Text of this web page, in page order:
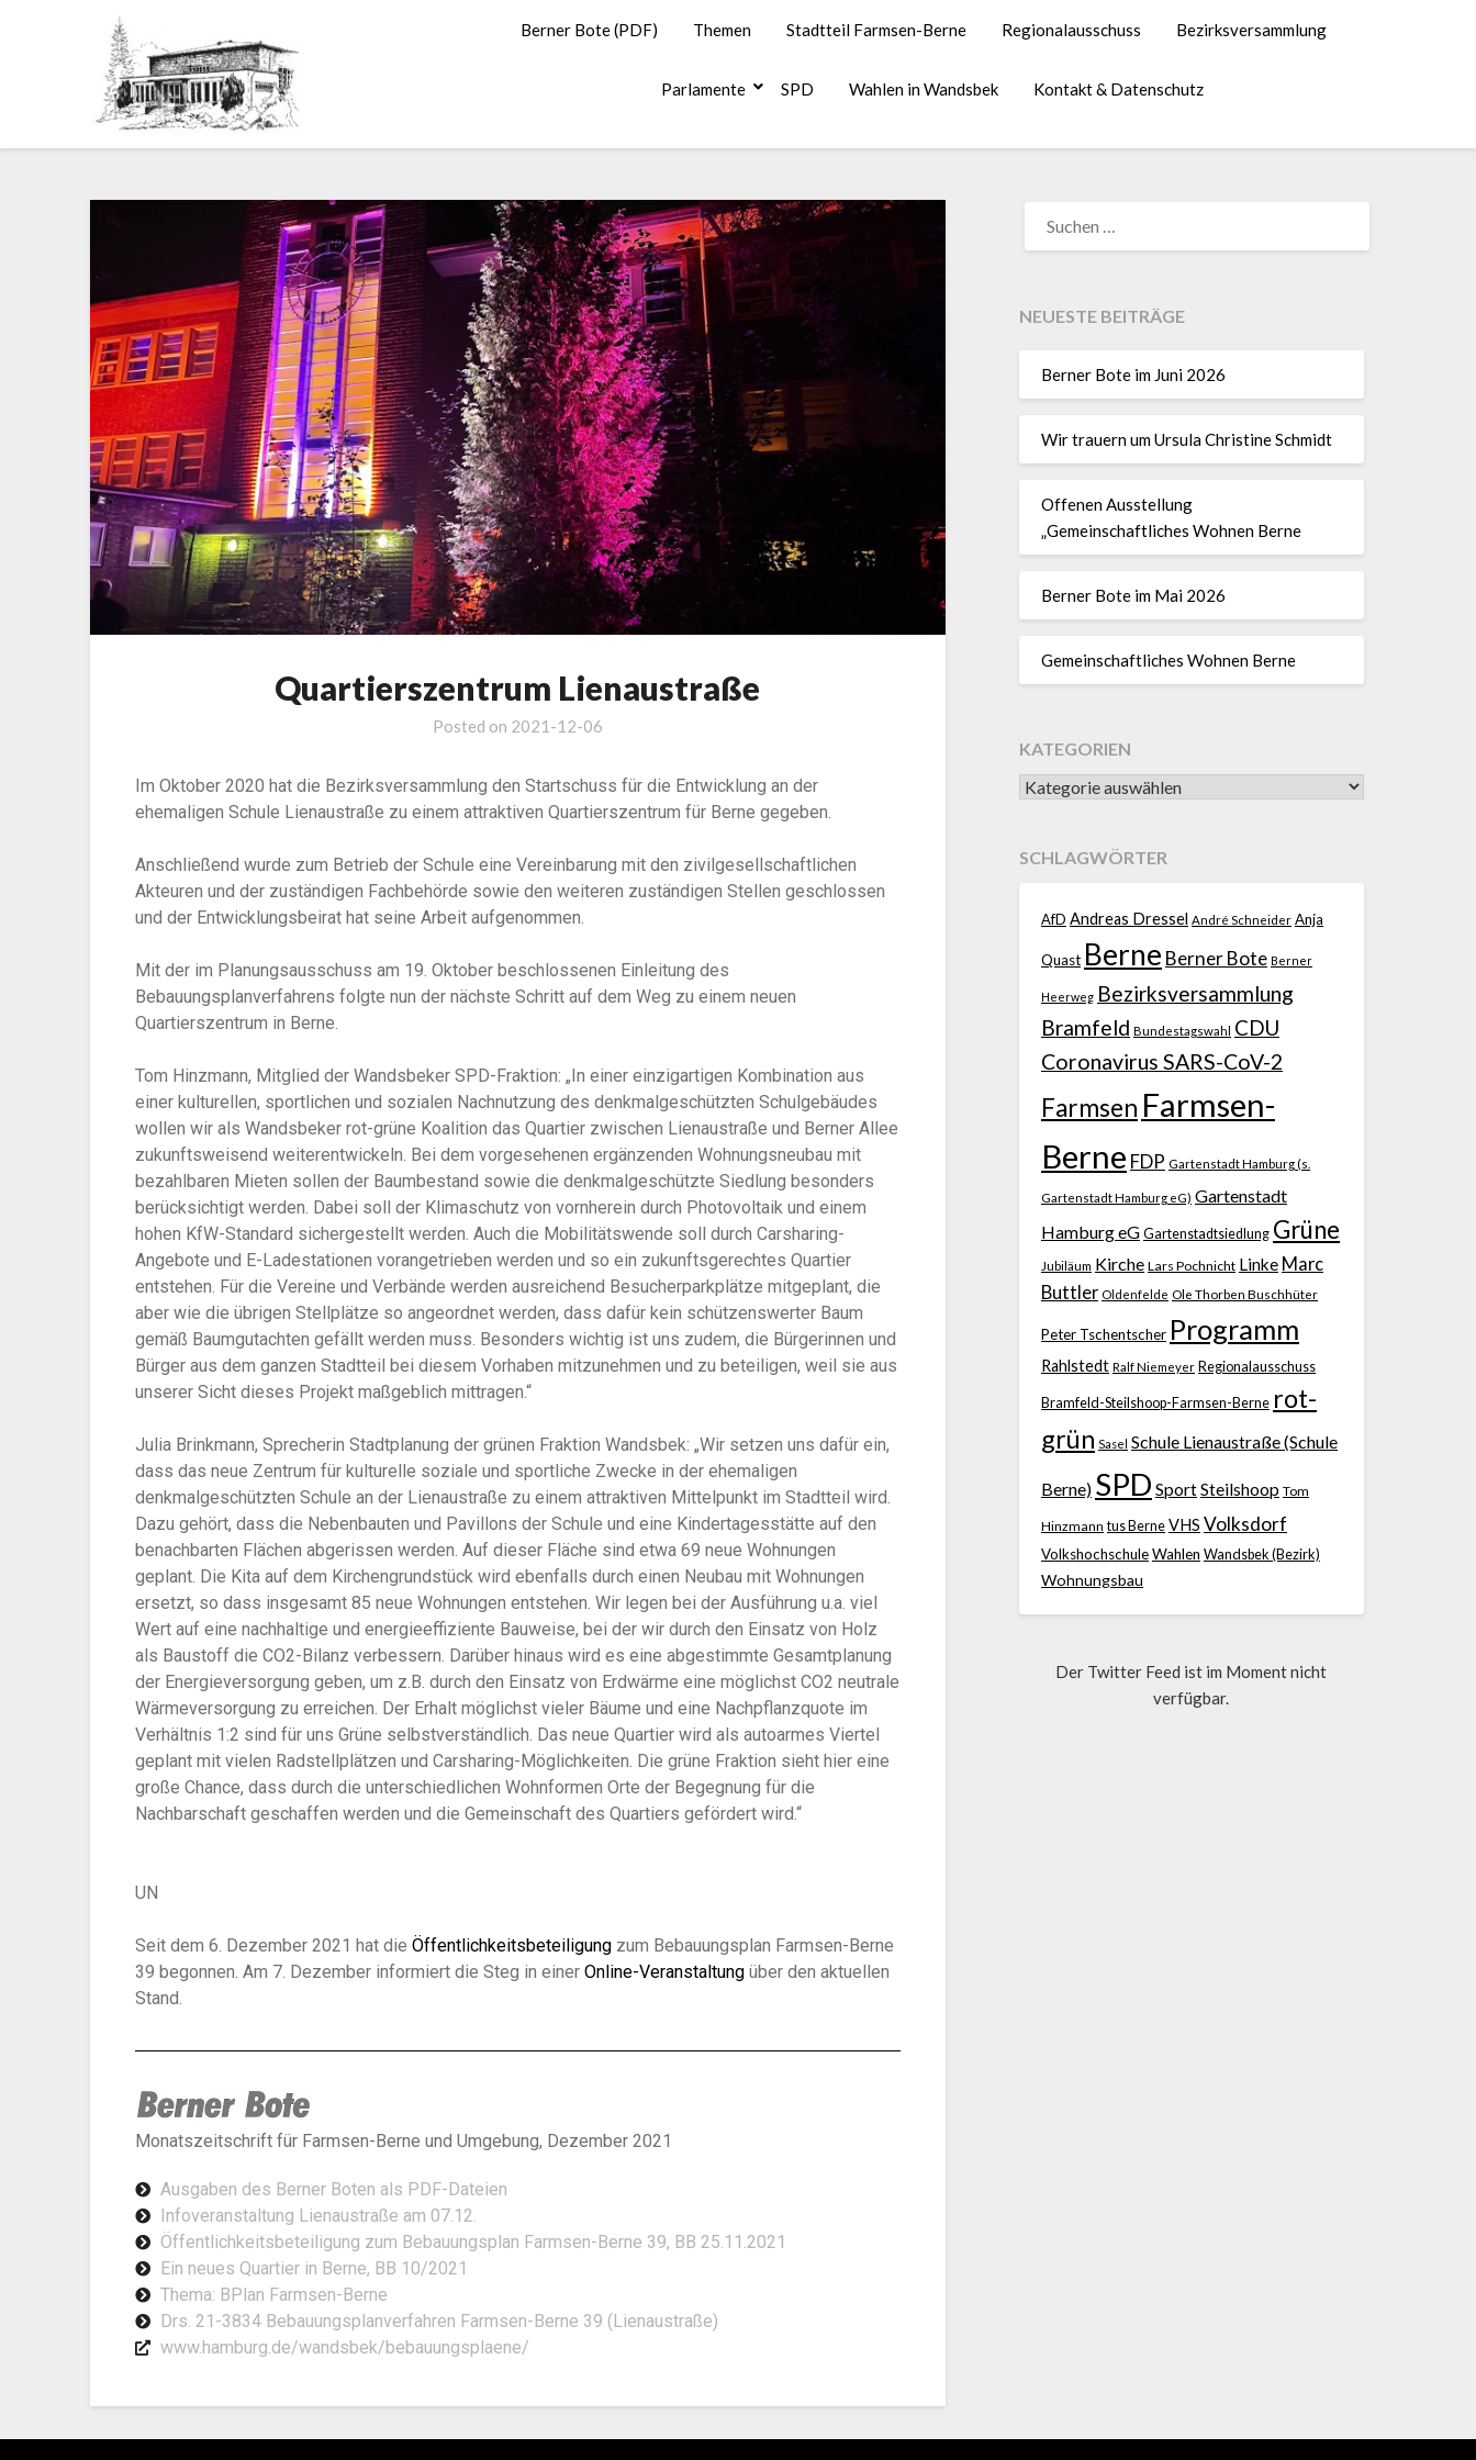
Berner Bote (PDF) Themen Stadtteil Farmsen-Berne Regionalausschuss Bezirksversammlung
Parlamente SPD Wahlen in Wandsbek Kontakt & Datenschutz
Quartierszentrum Lienaustraße
Posted on 2021-12-06
Im Oktober 2020 hat die Bezirksversammlung den Startschuss für die Entwicklung an der
ehemaligen Schule Lienaustraße zu einem attraktiven Quartierszentrum für Berne gegeben.
Anschließend wurde zum Betrieb der Schule eine Vereinbarung mit den zivilgesellschaftlichen
Akteuren und der zuständigen Fachbehörde sowie den weiteren zuständigen Stellen geschlossen
und der Entwicklungsbeirat hat seine Arbeit aufgenommen.
Mit der im Planungsausschuss am 19. Oktober beschlossenen Einleitung des
Bebauungsplanverfahrens folgte nun der nächste Schritt auf dem Weg zu einem neuen
Quartierszentrum in Berne.
Tom Hinzmann, Mitglied der Wandsbeker SPD-Fraktion: „In einer einzigartigen Kombination aus
einer kulturellen, sportlichen und sozialen Nachnutzung des denkmalgeschützten Schulgebäudes
wollen wir als Wandsbeker rot-grüne Koalition das Quartier zwischen Lienaustraße und Berner Allee
zukunftsweisend weiterentwickeln. Bei dem vorgesehenen ergänzenden Wohnungsneubau mit
bezahlbaren Mieten sollen der Baumbestand sowie die denkmalgeschützte Siedlung besonders
berücksichtigt werden. Dabei soll der Klimaschutz von vornherein durch Photovoltaik und einem
hohen KfW-Standard sichergestellt werden. Auch die Mobilitätswende soll durch Carsharing-
Angebote und E-Ladestationen vorangetrieben werden und so ein zukunftsgerechtes Quartier
entstehen. Für die Vereine und Verbände werden ausreichend Besucherparkplätze mitgeplant, die
aber wie die übrigen Stellplätze so angeordnet werden, dass dafür kein schützenswerter Baum
gemäß Baumgutachten gefällt werden muss. Besonders wichtig ist uns zudem, die Bürgerinnen und
Bürger aus dem ganzen Stadtteil bei diesem Vorhaben mitzunehmen und zu beteiligen, weil sie aus
unserer Sicht dieses Projekt maßgeblich mittragen.“
Julia Brinkmann, Sprecherin Stadtplanung der grünen Fraktion Wandsbek: „Wir setzen uns dafür ein,
dass das neue Zentrum für kulturelle soziale und sportliche Zwecke in der ehemaligen
denkmalgeschützten Schule an der Lienaustraße zu einem attraktiven Mittelpunkt im Stadtteil wird.
Dazu gehört, dass die Nebenbauten und Pavillons der Schule und eine Kindertagesstätte auf den
benachbarten Flächen abgerissen werden. Auf dieser Fläche sind etwa 69 neue Wohnungen
geplant. Die Kita auf dem Kirchengrundstück wird ebenfalls durch einen Neubau mit Wohnungen
ersetzt, so dass insgesamt 85 neue Wohnungen entstehen. Wir legen bei der Ausführung u.a. viel
Wert auf eine nachhaltige und energieeffiziente Bauweise, bei der wir durch den Einsatz von Holz
als Baustoff die CO2-Bilanz verbessern. Darüber hinaus wird es eine abgestimmte Gesamtplanung
der Energieversorgung geben, um z.B. durch den Einsatz von Erdwärme eine möglichst CO2 neutrale
Wärmeversorgung zu erreichen. Der Erhalt möglichst vieler Bäume und eine Nachpflanzquote im
Verhältnis 1:2 sind für uns Grüne selbstverständlich. Das neue Quartier wird als autoarmes Viertel
geplant mit vielen Radstellplätzen und Carsharing-Möglichkeiten. Die grüne Fraktion sieht hier eine
große Chance, dass durch die unterschiedlichen Wohnformen Orte der Begegnung für die
Nachbarschaft geschaffen werden und die Gemeinschaft des Quartiers gefördert wird.“
UN
Seit dem 6. Dezember 2021 hat dieÖffentlichkeitsbeteiligung zum Bebauungsplan Farmsen-Berne
39 begonnen. Am 7. Dezember informiert die Steg in einerOnline-Veranstaltung über den aktuellen
Stand.
Monatszeitschrift für Farmsen-Berne und Umgebung, Dezember 2021
Ausgaben des Berner Boten als PDF-Dateien
Infoveranstaltung Lienaustraße am 07.12.
Öffentlichkeitsbeteiligung zum Bebauungsplan Farmsen-Berne 39, BB 25.11.2021
Ein neues Quartier in Berne, BB 10/2021
Thema: BPlan Farmsen-Berne
Drs. 21-3834 Bebauungsplanverfahren Farmsen-Berne 39 (Lienaustraße)
www.hamburg.de/wandsbek/bebauungsplaene/
NEUESTE BEITRÄGE
Berner Bote im Juni 2026
Wir trauern um Ursula Christine Schmidt
Offenen Ausstellung
„Gemeinschaftliches Wohnen Berne
Berner Bote im Mai 2026
Gemeinschaftliches Wohnen Berne
KATEGORIEN
SCHLAGWÖRTER
AfD Andreas Dressel André Schneider Anja
Quast Berne Berner Bote Berner
Heerweg Bezirksversammlung
Bramfeld Bundestagswahl CDU
Coronavirus SARS-CoV-2
Farmsen Farmsen-
Berne FDP Gartenstadt Hamburg (s.
Gartenstadt Hamburg eG) Gartenstadt
Hamburg eG Gartenstadtsiedlung Grüne
Jubiläum Kirche Lars Pochnicht Linke Marc
Buttler Oldenfelde Ole Thorben Buschhüter
Peter Tschentscher Programm
Rahlstedt Ralf Niemeyer Regionalausschuss
Bramfeld-Steilshoop-Farmsen-Berne rot-
grün Sasel Schule Lienaustraße (Schule
Berne) SPD SportSteilshoop Tom
Hinzmann tus Berne VHS Volksdorf
VolkshochschuleWahlen Wandsbek (Bezirk)
Wohnungsbau
Der Twitter Feed ist im Moment nicht
verfügbar.